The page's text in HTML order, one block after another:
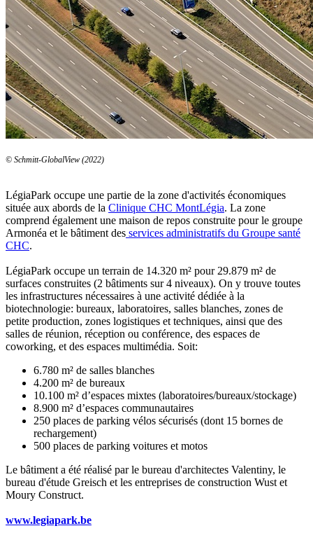
© Schmitt-GlobalView (2022)
LégiaPark occupe une partie de la zone d'activités économiques
située aux abords de la Clinique CHC MontLégia. La zone
comprend également une maison de repos construite pour le groupe
Armonéa et le bâtiment des services administratifs du Groupe santé
CHC.
LégiaPark occupe un terrain de 14.320 m² pour 29.879 m² de
surfaces construites (2 bâtiments sur 4 niveaux). On y trouve toutes
les infrastructures nécessaires à une activité dédiée à la
biotechnologie: bureaux, laboratoires, salles blanches, zones de
petite production, zones logistiques et techniques, ainsi que des
salles de réunion, réception ou conférence, des espaces de
coworking, et des espaces multimédia. Soit:
6.780 m² de salles blanches
4.200 m² de bureaux
10.100 m² d’espaces mixtes (laboratoires/bureaux/stockage)
8.900 m² d’espaces communautaires
250 places de parking vélos sécurisés (dont 15 bornes de
rechargement)
500 places de parking voitures et motos
Le bâtiment a été réalisé par le bureau d'architectes Valentiny, le
bureau d'étude Greisch et les entreprises de construction Wust et
Moury Construct.
www.legiapark.be